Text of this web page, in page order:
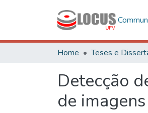
Home Teses e
Detecção
de